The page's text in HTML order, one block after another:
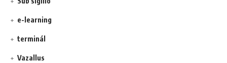
e-learning
terminál
Vazallus